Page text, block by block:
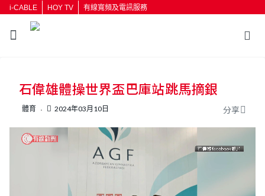
i-CABLE HOY TV 有線寬頻及電訊服務
按輸入鍵開始搜尋
石偉雄體操世界盃巴庫站跳馬摘銀
體育 2024年03月10日 分享